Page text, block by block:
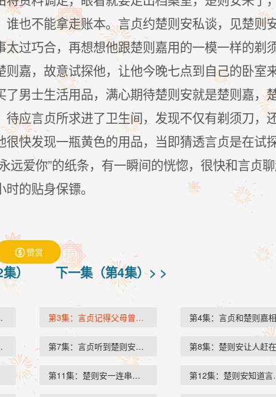
也不能拿走账本。言贞约楚则安私谈，见楚则
过巧合，再想想他跟楚则嘉用的一模一样的剃须
嘉，故意试探他，让他今晚七点到自己的卧室
男士生活用品，满心期待楚则安就是楚则嘉，
应言贞所求进了卫生间，发现不仅有剃须刀，
快发现一瓶黄色的用品，当即猜透言贞是在试
远爱你”的纸条，有一瞬间的恍惚，很快和言贞
的贴身保镖。
赞赏
） 下一集（第4集）> >
瞬… 第3集：言贞记得父母曾经说过… 第4集：言贞和楚则嘉
给了… 第7集：言贞听到楚则安的呓语… 第8集：楚则安让人赶
白，… 第11集：楚则安一连串的质问让… 第12集：楚则安知道言